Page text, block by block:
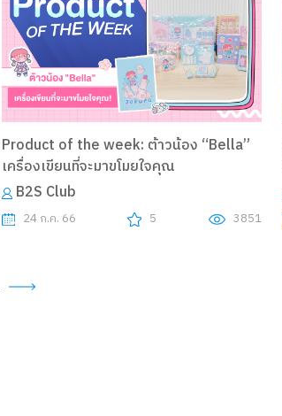
Product of the week: ต้าวน้อง “Bella”
เครื่องเขียนที่จะมาขโมยใจคุณ
B2S Club
24 ก.ค. 66 5 3851